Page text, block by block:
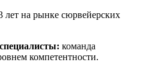
лет на рынке сюрвейерских
команда
компетентности.